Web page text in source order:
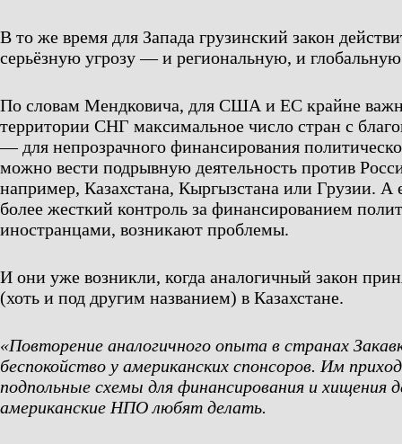
В то же время для Запада грузинский закон
серьёзную угрозу — и региональную, и
По словам Мендковича, для США и ЕС крайне
территории СНГ максимальное число стран с
— для непрозрачного финансирования
можно вести подрывную деятельность против
например, Казахстана, Кыргызстана или Грузии. А
более жесткий контроль за финансированием
иностранцами, возникают проблемы.
И они уже возникли, когда аналогичный закон
(хоть и под другим названием) в Казахстане.
«Повторение аналогичного опыта в странах
беспокойство у американских спонсоров. Им
подпольные схемы для финансирования и хищения
американские НПО любят делать.